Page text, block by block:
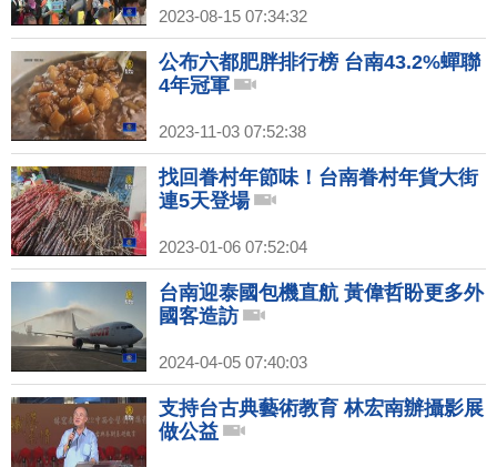
2023-08-15 07:34:32
公布六都肥胖排行榜 台南43.2%蟬聯
4年冠軍
2023-11-03 07:52:38
找回眷村年節味！台南眷村年貨大街
連5天登場
2023-01-06 07:52:04
台南迎泰國包機直航 黃偉哲盼更多外
國客造訪
2024-04-05 07:40:03
支持台古典藝術教育 林宏南辦攝影展
做公益